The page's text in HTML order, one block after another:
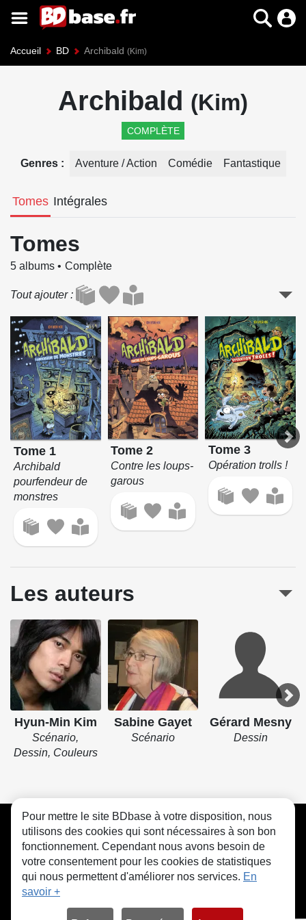
Accueil BD Archibald (Kim)
Archibald (Kim)
COMPLÈTE
Genres Aventure / Action Comédie Fantastique
Tomes Intégrales
Tomes
5 albums Complète
Tout ajouter
Tome 1
Archibald
pourfendeur de
monstres
Tome 2
Contre les loups-
garous
Tome 3
Opération trolls !
Les auteurs
Hyun-Min Kim
Scénario,
Dessin, Couleurs
Sabine Gayet
Scénario
Gérard Mesny
Dessin
CGU FAQ Contact Cookies
Pour mettre le site BDbase à votre disposition, nous
utilisons des cookies qui sont nécessaires à son bon
fonctionnement. Cependant nous avons besoin de
votre consentement pour les cookies de statistiques
qui nous permettent d'améliorer nos services. En
savoir +